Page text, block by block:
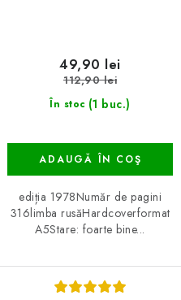
În stoc (1 buc.)
49,90 lei
112,90 lei
ADAUGĂ ÎN COŞ
ediția 1978Număr de pagini
316limba rusăHardcoverformat
A5Stare: foarte bine...